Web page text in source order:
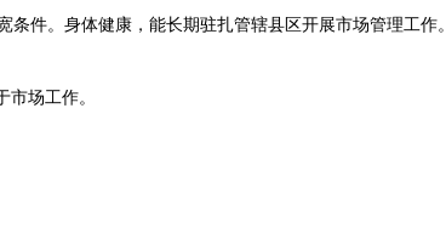
件。身体健康，能长期驻扎管辖县区开展市场管理工作。
场工作。